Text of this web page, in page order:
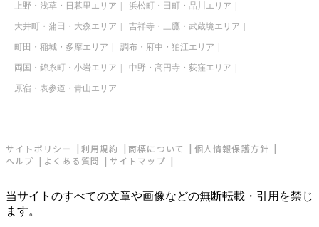
上野・浅草・日暮里エリア 浜松町・田町・品川エリア
大井町・蒲田・大森エリア 吉祥寺・三鷹・武蔵境エリア
町田・稲城・多摩エリア 調布・府中・狛江エリア
両国・錦糸町・小岩エリア 中野・高円寺・荻窪エリア
原宿・表参道・青山エリア
サイトポリシー 利用規約 商標について
個人情報保護方針
ヘルプ
よくある質問 サイトマップ
当サイトのすべての文章や画像などの無断転載・引用を禁じ
ます。